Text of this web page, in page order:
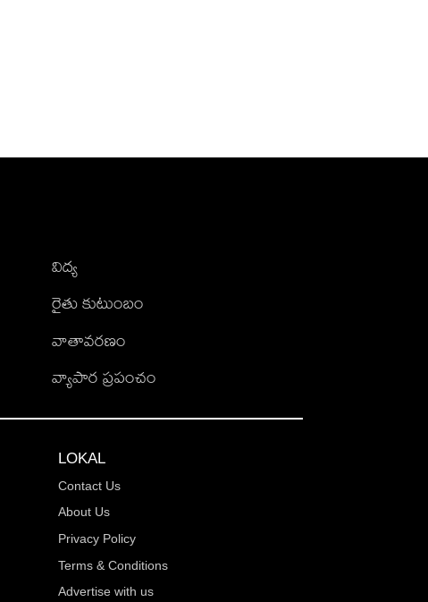
విద్య
రైతు కుటుంబం
వాతావరణం
వ్యాపార ప్రపంచం
LOKAL
Contact Us
About Us
Privacy Policy
Terms & Conditions
Advertise with us